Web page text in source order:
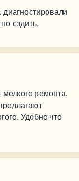
ездить.
ремонта.
Удобно что